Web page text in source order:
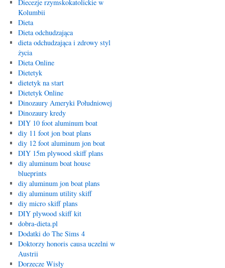
Diecezje rzymskokatolickie w
Kolumbii
Dieta
Dieta odchudzająca
dieta odchudzająca i zdrowy styl
życia
Dieta Online
Dietetyk
dietetyk na start
Dietetyk Online
Dinozaury Ameryki Południowej
Dinozaury kredy
DIY 10 foot aluminum boat
diy 11 foot jon boat plans
diy 12 foot aluminum jon boat
DIY 15m plywood skiff plans
diy aluminum boat house
blueprints
diy aluminum jon boat plans
diy aluminum utility skiff
diy micro skiff plans
DIY plywood skiff kit
dobra-dieta.pl
Dodatki do The Sims 4
Doktorzy honoris causa uczelni w
Austrii
Dorzecze Wisły